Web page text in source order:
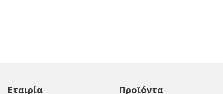
Εταιρία Προϊόντα